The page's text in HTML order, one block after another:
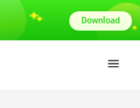
Download